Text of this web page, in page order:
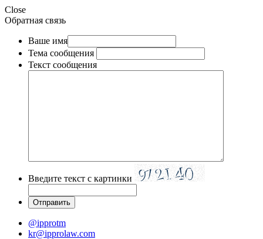
Close
Обратная связь
Ваше имя
Тема сообщения
Текст сообщения
Введите текст с картинки
@ipprotm
kr@ipprolaw.com